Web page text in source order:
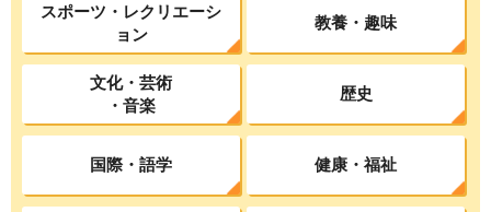
スポーツ・レクリエーシ
ョン
教養・趣味
文化・芸術
・音楽
歴史
国際・語学 健康・福祉